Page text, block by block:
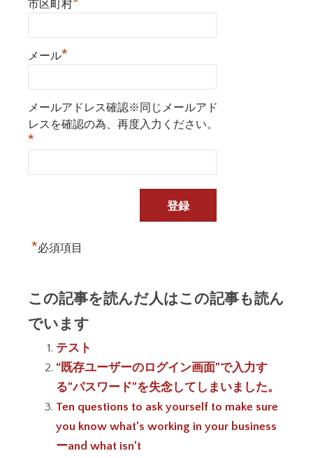
市区町村
メール*
メールアドレス確認※同じメールアド
レスを確認の為、再度入力ください。
*
*必須項目
この記事を読んだ人はこの記事も読ん
でいます
テスト
“既存ユーザーのログイン画面”で入力す
る”パスワード”を失念してしまいました。
Ten questions to ask yourself to make sure
you know what’s working in your business
ーand what isn’t